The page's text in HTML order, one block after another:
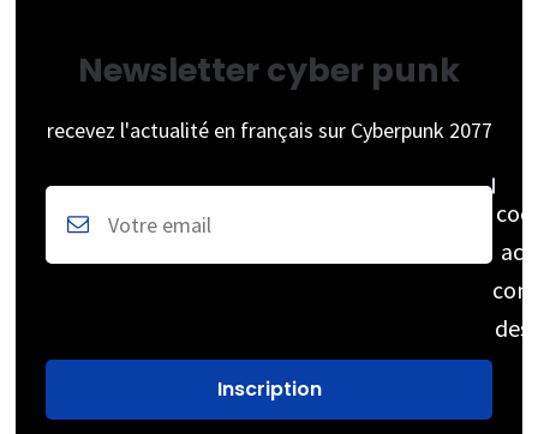
Newsletter cyber punk
recevez l'actualité en français sur Cyberpunk 2077
des